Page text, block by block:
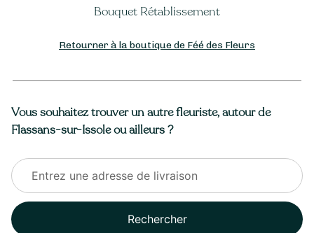
Bouquet Rétablissement
Retourner à la boutique de Féé des Fleurs
Vous souhaitez trouver un autre fleuriste, autour de
Flassans-sur-Issole ou ailleurs ?
Rechercher